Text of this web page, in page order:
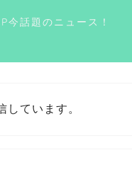
今話題のニュース！
ています。